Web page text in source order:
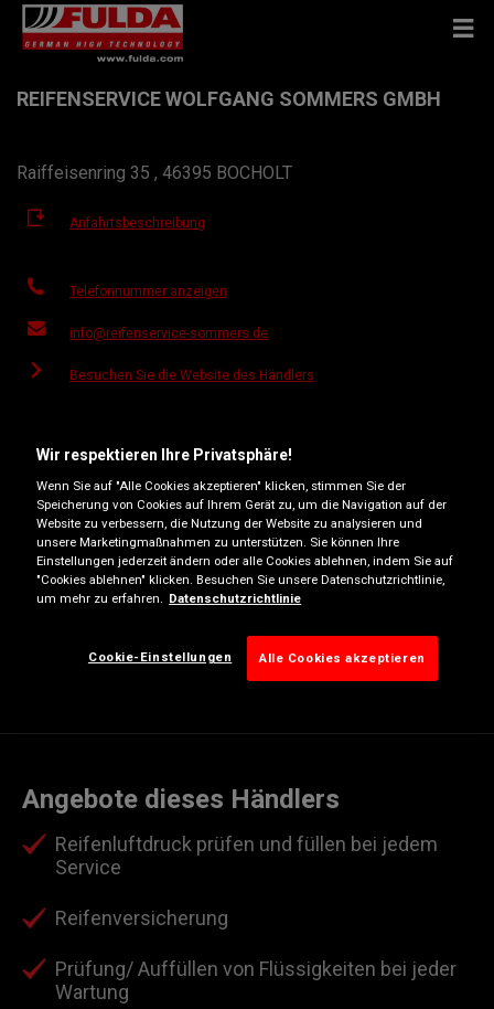
REIFENSERVICE WOLFGANG SOMMERS GMBH
Raiffeisenring 35 , 46395 BOCHOLT
Anfahrtsbeschreibung
Telefonnummer anzeigen
info@reifenservice-sommers.de
Besuchen Sie die Website des Händlers
Montag 08:00
Dienstag
08:00
17:00
Mittwoch
08:00
17:00
Donnerstag
08:00
17:00
Freitag
08:00
Geschlossen
Angebote dieses Händlers
Reifenluftdruck prüfen und füllen bei jedem
Service
Reifenversicherung
Prüfung/ Auffüllen von Flüssigkeiten bei jeder
Wartung
Wir respektieren Ihre Privatsphäre!
Wenn Sie auf "Alle Cookies akzeptieren" klicken, stimmen Sie der
Speicherung von Cookies auf Ihrem Gerät zu, um die Navigation auf der
Website zu verbessern, die Nutzung der Website zu analysieren und
unsere Marketingmaßnahmen zu unterstützen. Sie können Ihre
Einstellungen jederzeit ändern oder alle Cookies ablehnen, indem Sie auf
"Cookies ablehnen" klicken. Besuchen Sie unsere Datenschutzrichtlinie,
um mehr zu erfahren. Datenschutzrichtlinie
Cookie-Einstellungen Alle Cookies akzeptieren